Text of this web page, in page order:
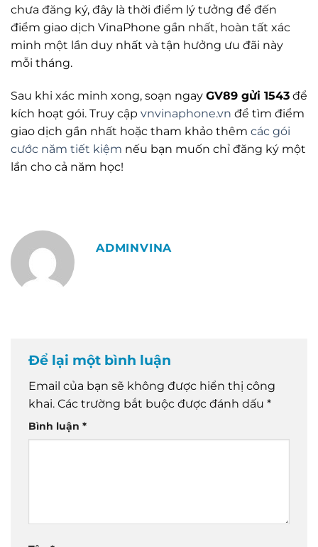
chưa đăng ký, đây là thời điểm lý tưởng để đến
điểm giao dịch VinaPhone gần nhất, hoàn tất xác
minh một lần duy nhất và tận hưởng ưu đãi này
mỗi tháng.
Sau khi xác minh xong, soạn ngay GV89 gửi 1543 để
kích hoạt gói. Truy cập vnvinaphone.vn để tìm điểm
giao dịch gần nhất hoặc tham khảo thêm các gói
cước năm tiết kiệm nếu bạn muốn chỉ đăng ký một
lần cho cả năm học!
ADMINVINA
Để lại một bình luận
Email của bạn sẽ không được hiển thị công
khai. Các trường bắt buộc được đánh dấu *
Bình luận *